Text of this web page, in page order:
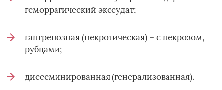
геморрагический экссудат;
гангренозная (некротическая) – с некрозом,
рубцами;
диссеминированная (генерализованная).